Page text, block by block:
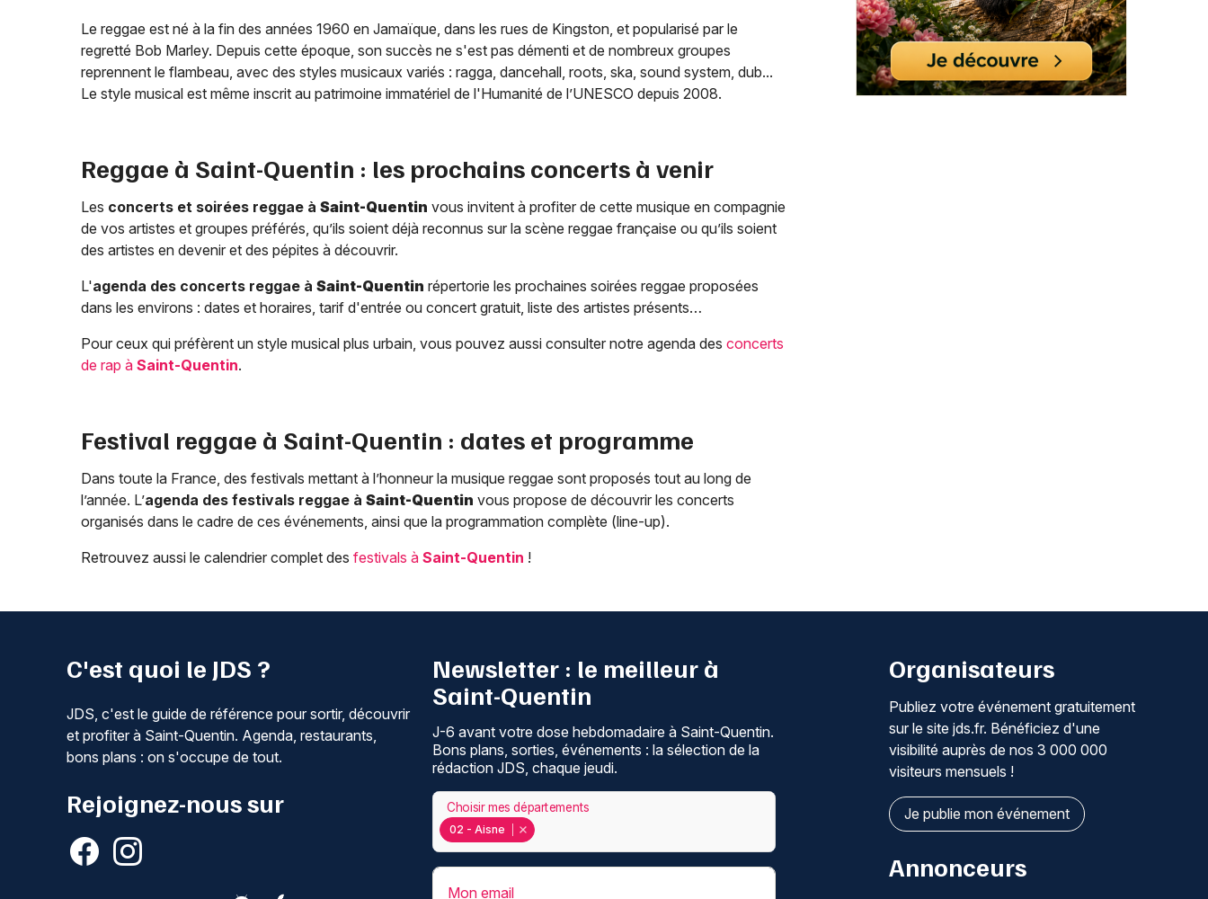
Le reggae est né à la fin des années 1960 en Jamaïque, dans les rues de Kingston, et popularisé par le
regretté Bob Marley. Depuis cette époque, son succès ne s'est pas démenti et de nombreux groupes
reprennent le flambeau, avec des styles musicaux variés : ragga, dancehall, roots, ska, sound system, dub...
Le style musical est même inscrit au patrimoine immatériel de l'Humanité de l’UNESCO depuis 2008.
Reggae à Saint-Quentin : les prochains concerts à venir
Les concerts et soirées reggae à Saint-Quentin vous invitent à profiter de cette musique en compagnie
de vos artistes et groupes préférés, qu’ils soient déjà reconnus sur la scène reggae française ou qu’ils soient
des artistes en devenir et des pépites à découvrir.
L'agenda des concerts reggae à Saint-Quentin répertorie les prochaines soirées reggae proposées
dans les environs : dates et horaires, tarif d'entrée ou concert gratuit, liste des artistes présents…
Pour ceux qui préfèrent un style musical plus urbain, vous pouvez aussi consulter notre agenda des concerts
de rap à Saint-Quentin.
Festival reggae à Saint-Quentin : dates et programme
Dans toute la France, des festivals mettant à l’honneur la musique reggae sont proposés tout au long de
l’année. L’agenda des festivals reggae à Saint-Quentin vous propose de découvrir les concerts
organisés dans le cadre de ces événements, ainsi que la programmation complète (line-up).
Retrouvez aussi le calendrier complet des festivals à Saint-Quentin !
C'est quoi le JDS ?
JDS, c'est le guide de référence pour sortir, découvrir
et profiter à Saint-Quentin. Agenda, restaurants,
bons plans : on s'occupe de tout.
Rejoignez-nous sur
Newsletter : le meilleur à
Saint-Quentin
J-6 avant votre dose hebdomadaire à Saint-Quentin.
Bons plans, sorties, événements : la sélection de la
rédaction JDS, chaque jeudi.
02 - Aisne
Choisir mes départements
Mon email
Organisateurs
Publiez votre événement gratuitement
sur le site jds.fr. Bénéficiez d'une
visibilité auprès de nos 3 000 000
visiteurs mensuels !
Je publie mon événement
Annonceurs